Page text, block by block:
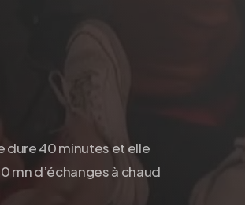
dure 40 minutes et elle
mn d’échanges à chaud